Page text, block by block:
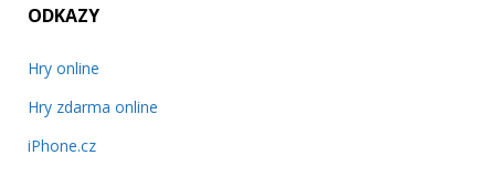
ODKAZY
Hry online
Hry zdarma online
iPhone.cz